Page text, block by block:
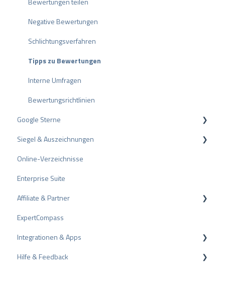
Negative Bewertungen
Schlichtungsverfahren
Tipps zu Bewertungen
Interne Umfragen
Bewertungsrichtlinien
Google Sterne
Rich Snippet
Siegel & Auszeichnungen
PRO Seal
Bewertungssiegel
Auszeichnungen
Online-Verzeichnisse
Enterprise Suite
Affiliate & Partner
Partnerprogramm
Empfehlung
ExpertCompass
Integrationen & Apps
CMS-Plugins
Hilfe & Feedback